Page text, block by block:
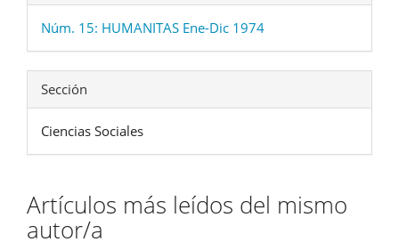
Núm. 15: HUMANITAS Ene-Dic 1974
Sección
Ciencias Sociales
Artículos más leídos del mismo
autor/a